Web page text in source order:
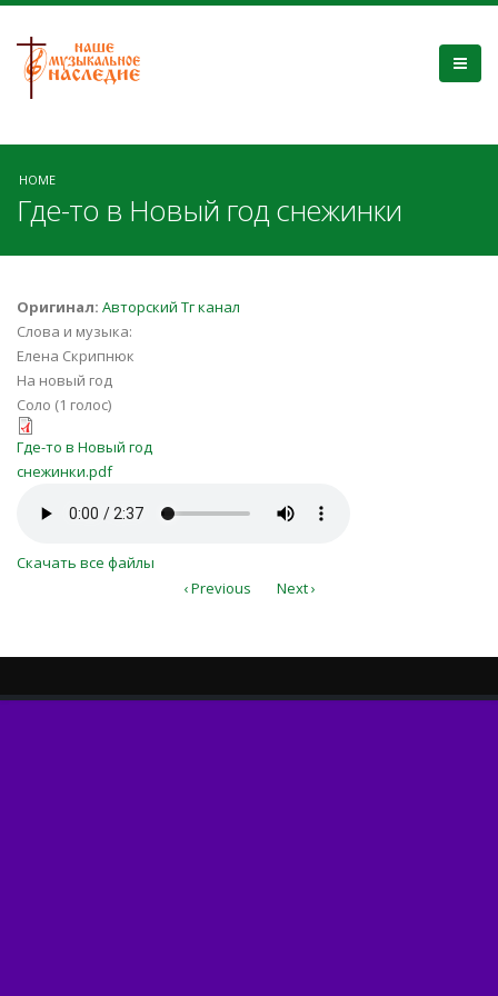
HOME
Где-то в Новый год снежинки
Оригинал: Авторский Тг канал
Слова и музыка:
Елена Скрипнюк
На новый год
Соло (1 голос)
Где-то в Новый год снежинки.pdf
Где-то в Новый год
снежинки.pdf
Где-то в Новый год снежинки.m4a
Скачать все файлы
‹ Previous
Next ›